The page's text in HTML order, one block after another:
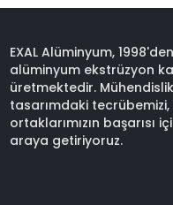
EXAL Alüminyum,
alüminyum ekstrüzyon
üretmektedir.
tasarımdaki tecrübemizi,
ortaklarımızın başarısı
araya getiriyoruz.